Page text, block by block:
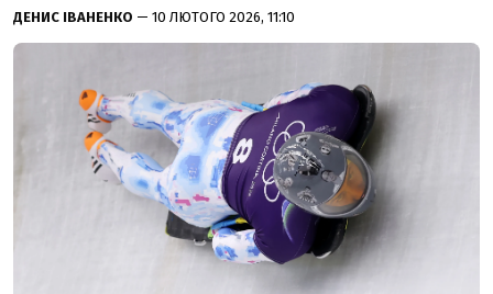
ДЕНИС ІВАНЕНКО — 10 ЛЮТОГО 2026, 11:10